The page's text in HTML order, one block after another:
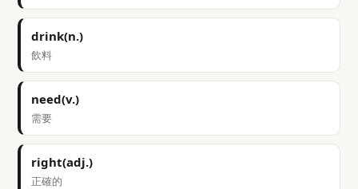
drink(n.)
飲料
need(v.)
需要
right(adj.)
正確的